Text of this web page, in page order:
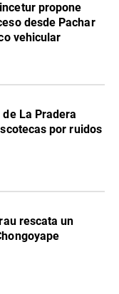
propone
desde Pachar
vehicular
La Pradera
por ruidos
rescata un